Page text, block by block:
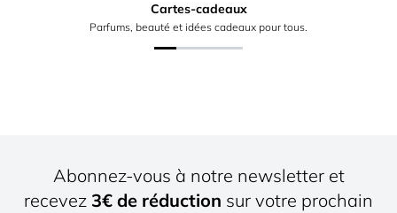
Cartes-cadeaux
Parfums, beauté et idées cadeaux pour tous.
Abonnez-vous à notre newsletter et
recevez 3€ de réduction sur votre prochain